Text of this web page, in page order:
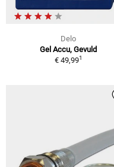
Delo
Gel Accu, Gevuld
€ 49,991